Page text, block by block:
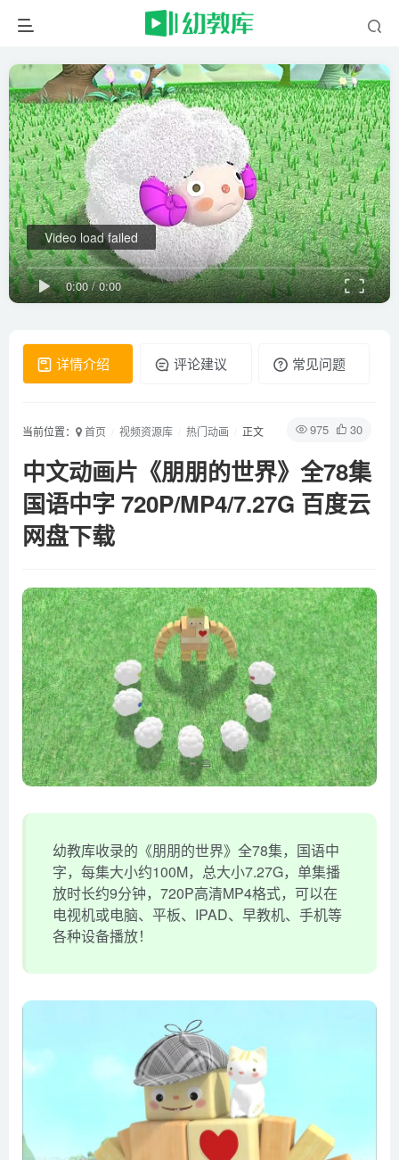
0:00/0:00
Video load failed
详情介绍 评论建议 常见问题
975 30
当前位置： 首页 视频资源库 热门动画 正文
中文动画片《朋朋的世界》全78集
国语中字 720P/MP4/7.27G 百度云
网盘下载
幼教库收录的《朋朋的世界》全78集，国语中
字，每集大小约100M，总大小7.27G，单集播
放时长约9分钟，720P高清MP4格式，可以在
电视机或电脑、平板、IPAD、早教机、手机等
各种设备播放！